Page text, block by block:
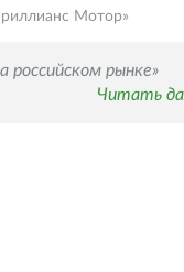
Мотор»
российском рынке»
Читать